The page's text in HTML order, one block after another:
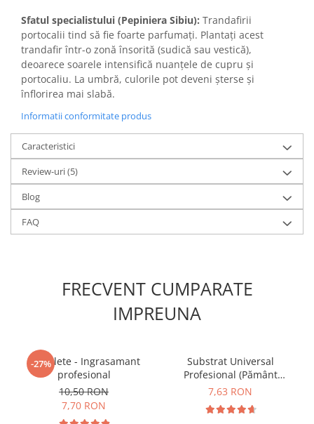
Sfatul specialistului (Pepiniera Sibiu): Trandafirii
portocalii tind să fie foarte parfumați. Plantați acest
trandafir într-o zonă însorită (sudică sau vestică),
deoarece soarele intensifică nuanțele de cupru și
portocaliu. La umbră, culorile pot deveni șterse și
înflorirea mai slabă.
Informatii conformitate produs
Caracteristici
Review-uri(5)
Blog
FAQ
FRECVENT CUMPARATE
IMPREUNA
-27%
5 Tablete - Ingrasamant
profesional
10,50 RON
7,70 RON
Substrat Universal
Profesional (Pământ
Premium) - 5 L
7,63 RON